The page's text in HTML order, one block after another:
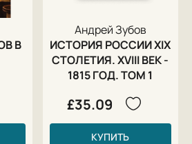
В
Андрей Зубов
ИСТОРИЯ РОССИИ XIX
СТОЛЕТИЯ. XVIII ВЕК -
1815 ГОД. ТОМ 1
£35.09
КУПИТЬ